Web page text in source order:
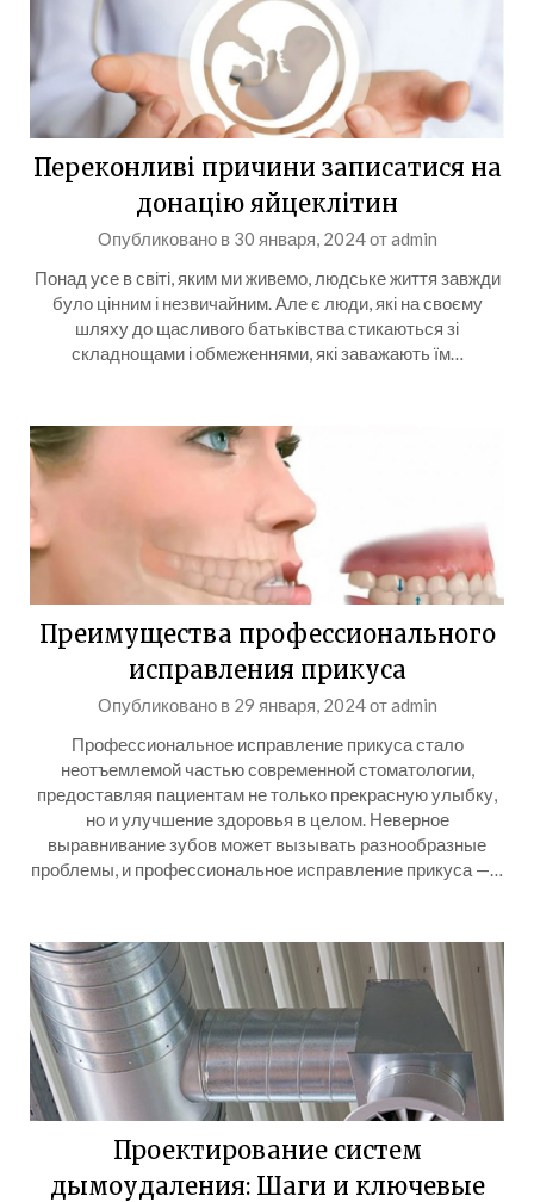
Переконливі причини записатися на
донацію яйцеклітин
Опубликовано в 30 января, 2024отadmin
Понад усе в світі, яким ми живемо, людське життя завжди
було цінним і незвичайним. Але є люди, які на своєму
шляху до щасливого батьківства стикаються зі
складнощами і обмеженнями, які заважають їм…
Преимущества профессионального
исправления прикуса
Опубликовано в 29 января, 2024отadmin
Профессиональное исправление прикуса стало
неотъемлемой частью современной стоматологии,
предоставляя пациентам не только прекрасную улыбку,
но и улучшение здоровья в целом. Неверное
выравнивание зубов может вызывать разнообразные
проблемы, и профессиональное исправление прикуса —…
Проектирование систем
дымоудаления: Шаги и ключевые